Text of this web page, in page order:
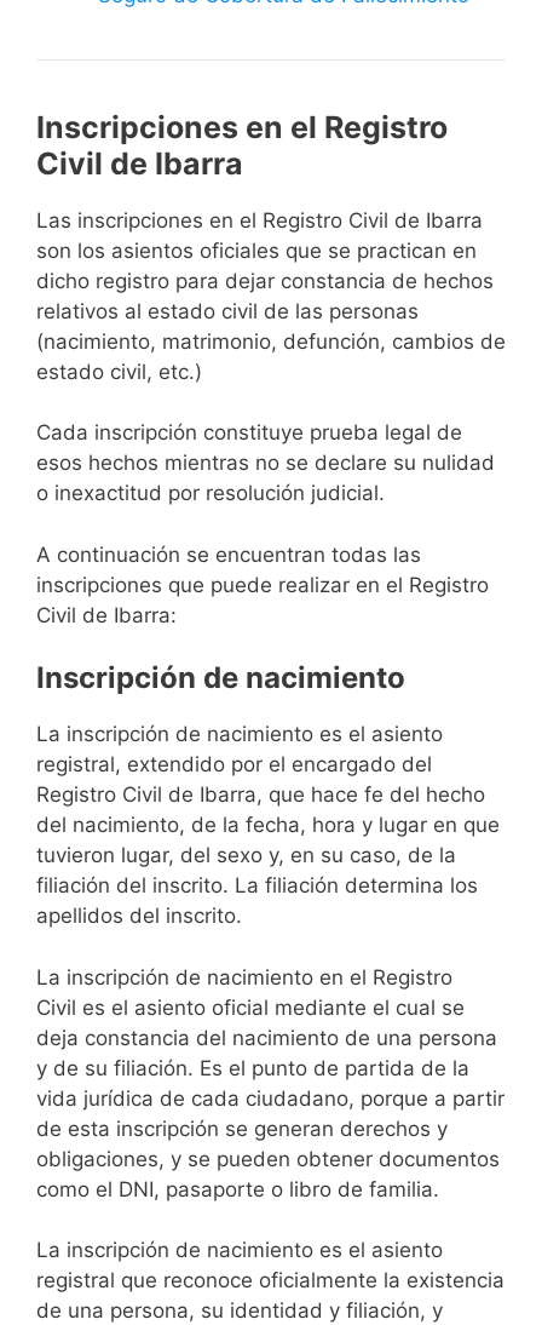
Inscripciones en el Registro
Civil de Ibarra
Las inscripciones en el Registro Civil de Ibarra
son los asientos oficiales que se practican en
dicho registro para dejar constancia de hechos
relativos al estado civil de las personas
(nacimiento, matrimonio, defunción, cambios de
estado civil, etc.)
Cada inscripción constituye prueba legal de
esos hechos mientras no se declare su nulidad
o inexactitud por resolución judicial.
A continuación se encuentran todas las
inscripciones que puede realizar en el Registro
Civil de Ibarra:
Inscripción de nacimiento
La inscripción de nacimiento es el asiento
registral, extendido por el encargado del
Registro Civil de Ibarra, que hace fe del hecho
del nacimiento, de la fecha, hora y lugar en que
tuvieron lugar, del sexo y, en su caso, de la
filiación del inscrito. La filiación determina los
apellidos del inscrito.
La inscripción de nacimiento en el Registro
Civil es el asiento oficial mediante el cual se
deja constancia del nacimiento de una persona
y de su filiación. Es el punto de partida de la
vida jurídica de cada ciudadano, porque a partir
de esta inscripción se generan derechos y
obligaciones, y se pueden obtener documentos
como el DNI, pasaporte o libro de familia.
La inscripción de nacimiento es el asiento
registral que reconoce oficialmente la existencia
de una persona, su identidad y filiación, y